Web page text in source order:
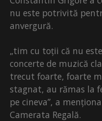
nu este potrivită
anvergură.
„tim cu toții că nu
concerte de muzică
trecut foarte, foarte
stagnat, au rămas la
pe cineva”, a
Camerata Regală.